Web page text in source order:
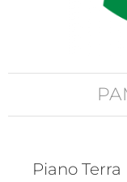
Piano Terra